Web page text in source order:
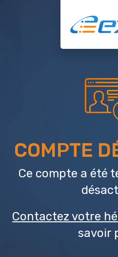
COMPTE
Ce compte a été
Contactez votre
savoir